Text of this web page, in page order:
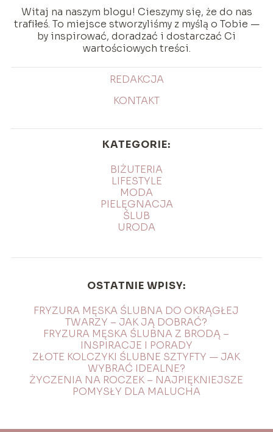
Witaj na naszym blogu! Cieszymy się, że do nas
trafiłeś. To miejsce stworzyliśmy z myślą o Tobie —
by inspirować, doradzać i dostarczać Ci
wartościowych treści.
REDAKCJA
KONTAKT
KATEGORIE:
BIŻUTERIA
LIFESTYLE
MODA
PIELĘGNACJA
ŚLUB
URODA
OSTATNIE WPISY:
FRYZURA MĘSKA ŚLUBNA DO OKRĄGŁEJ
TWARZY – JAK JĄ DOBRAĆ?
FRYZURA MĘSKA ŚLUBNA Z BRODĄ –
INSPIRACJE I PORADY
ZŁOTE KOLCZYKI ŚLUBNE SZTYFTY — JAK
WYBRAĆ IDEALNE?
ŻYCZENIA NA ROCZEK – NAJPIĘKNIEJSZE
POMYSŁY DLA MALUCHA